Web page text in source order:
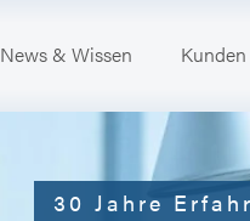
News & Wissen Kunden
30 Jahre